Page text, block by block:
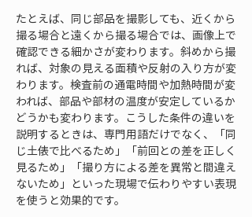
たとえば、同じ部品を撮影しても、近くから
撮る場合と遠くから撮る場合では、画像上で
確認できる細かさが変わります。斜めから撮
れば、対象の見える面積や反射の入り方が変
わります。検査前の通電時間や加熱時間が変
われば、部品や部材の温度が安定しているか
どうかも変わります。こうした条件の違いを
説明するときは、専門用語だけでなく、「同
じ土俵で比べるため」「前回との差を正しく
見るため」「撮り方による差を異常と間違え
ないため」といった現場で伝わりやすい表現
を使うと効果的です。